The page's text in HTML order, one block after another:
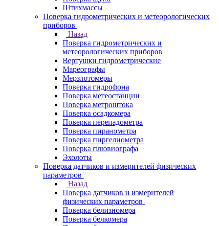
Штихмассы
Поверка гидрометрических и метеорологических
приборов
Назад
Поверка гидрометрических и
метеорологических приборов
Вертушки гидрометрические
Мареографы
Мерзлотомеры
Поверка гидрофона
Поверка метеостанции
Поверка метроштока
Поверка осадкомера
Поверка перепадометра
Поверка пиранометра
Поверка пиргелиометра
Поверка плювиографа
Эхолоты
Поверка датчиков и измерителей физических
параметров
Назад
Поверка датчиков и измерителей
физических параметров
Поверка белизномера
Поверка белкомера